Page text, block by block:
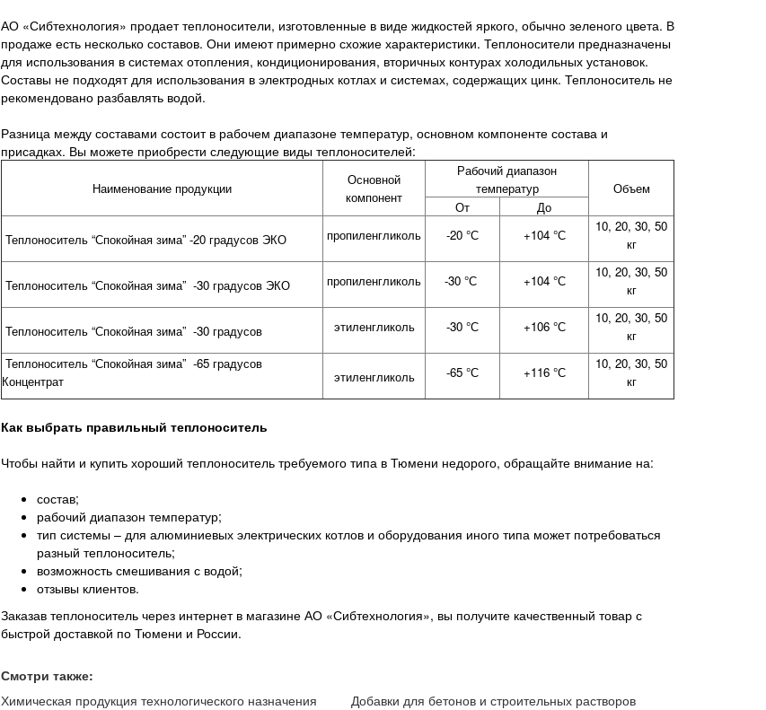
АО «Сибтехнология» продает теплоносители, изготовленные в виде жидкостей яркого, обычно зеленого цвета. В
продаже есть несколько составов. Они имеют примерно схожие характеристики. Теплоносители предназначены
для использования в системах отопления, кондиционирования, вторичных контурах холодильных установок.
Составы не подходят для использования в электродных котлах и системах, содержащих цинк. Теплоноситель не
рекомендовано разбавлять водой.
Разница между составами состоит в рабочем диапазоне температур, основном компоненте состава и
присадках. Вы можете приобрести следующие виды теплоносителей:
Наименование продукции
Основной
компонент
Рабочий диапазон
температур
Объем
От
До
Теплоноситель “Спокойная зима” -20 градусов ЭКО
пропиленгликоль -20 °С +104 °С
10, 20, 30, 50
кг
Теплоноситель “Спокойная зима” -30 градусов ЭКО пропиленгликоль -30 °С +104 °С
10, 20, 30, 50
кг
Теплоноситель “Спокойная зима” -30 градусов этиленгликоль -30 °С +106 °С
10, 20, 30, 50
кг
Теплоноситель “Спокойная зима” -65 градусов
Концентрат
этиленгликоль -65 °С +116 °С
10, 20, 30, 50
кг
Как выбрать правильный теплоноситель
Чтобы найти и купить хороший теплоноситель требуемого типа в Тюмени недорого, обращайте внимание на:
состав;
рабочий диапазон температур;
тип системы – для алюминиевых электрических котлов и оборудования иного типа может потребоваться
разный теплоноситель;
возможность смешивания с водой;
отзывы клиентов.
Заказав теплоноситель через интернет в магазине АО «Сибтехнология», вы получите качественный товар с
быстрой доставкой по Тюмени и России.
Смотри также:
Химическая продукция технологического назначения
Добавки для бетонов и строительных растворов